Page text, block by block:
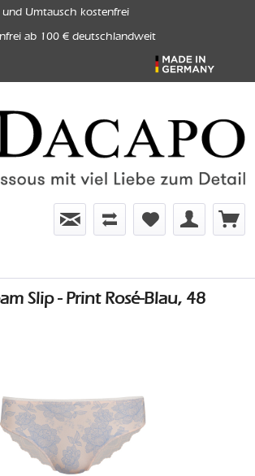
und Umtausch kostenfrei
ab 100 € deutschlandweit
Slip - Print Rosé-Blau, 48